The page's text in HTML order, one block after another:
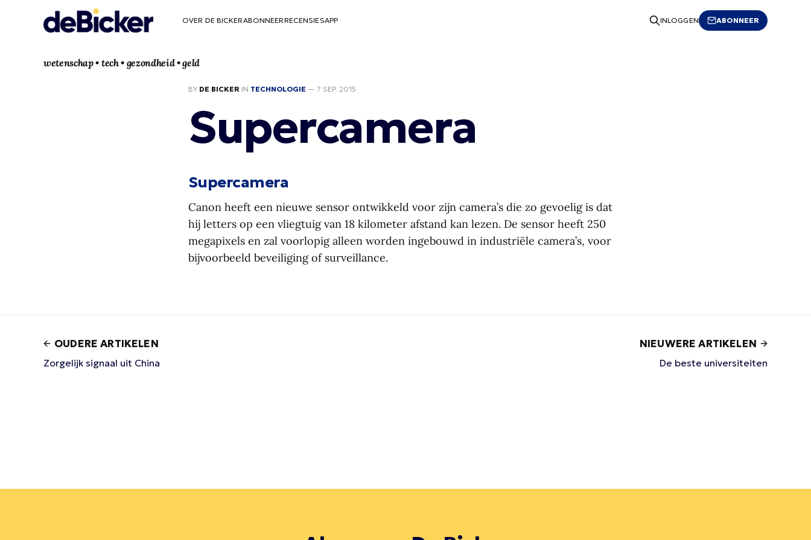
OVER DE BICKERABONNEERRECENSIESAPP INLOGGEN ABONNEER
wetenschap • tech • gezondheid • geld
BY DE BICKER IN TECHNOLOGIE — 7 SEP. 2015
Supercamera
Supercamera
Canon heeft een nieuwe sensor ontwikkeld voor zijn camera’s die zo gevoelig is dat
hij letters op een vliegtuig van 18 kilometer afstand kan lezen. De sensor heeft 250
megapixels en zal voorlopig alleen worden ingebouwd in industriële camera’s, voor
bijvoorbeeld beveiliging of surveillance.
OUDERE ARTIKELEN
Zorgelijk signaal uit China
NIEUWERE ARTIKELEN
De beste universiteiten